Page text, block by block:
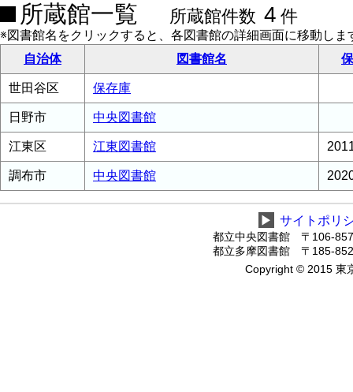
所蔵館一覧 所蔵館件数 4 件
※図書館名をクリックすると、各図書館の詳細画面に移動しま
自治体
図書館名
世田谷区 保存庫
日野市 中央図書館
江東区 江東図書館
調布市 中央図書館
▶ サイトポリ
都立中央図書館 〒106-
都立多摩図書館 〒185-
Copyright © 2015 東